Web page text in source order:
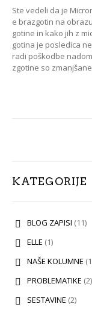
Ste vedeli da je
e brazgotin na
gotine in kako jih z
gotina je posledica
radi poškodbe
zgotine so
KATEGORIJE
BLOG ZAPISI (11)
ELLE (1)
NAŠE KOLUMNE
PROBLEMATIKE (2)
SESTAVINE (2)